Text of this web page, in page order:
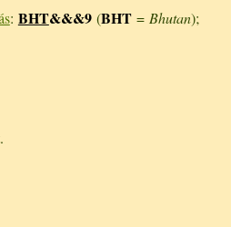
: BHT&&&9(BHT= Bhutan);